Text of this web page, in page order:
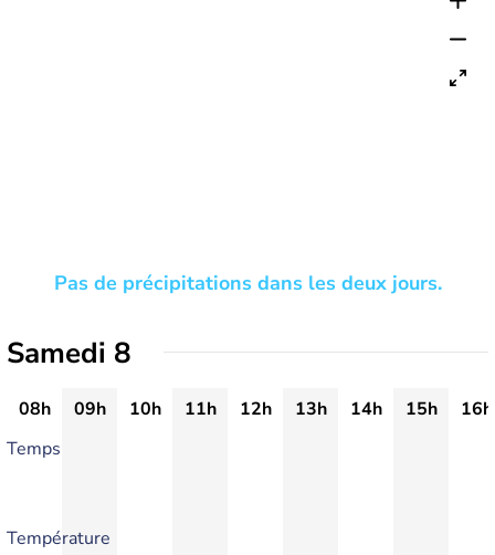
Pas de précipitations dans les deux jours.
Samedi 8
08h 09h 10h 11h 12h 13h 14h 15h
16h
Temps
Température